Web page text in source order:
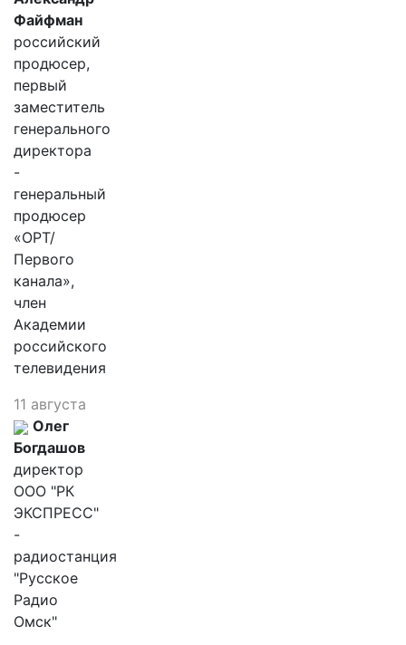
Файфман
российский
продюсер,
первый
заместитель
генерального
директора
-
генеральный
продюсер
«ОРТ/
Первого
канала»,
член
Академии
российского
телевидения
11 августа
Олег
Богдашов
директор
ООО "РК
ЭКСПРЕСС"
-
радиостанция
"Русское
Радио
Омск"